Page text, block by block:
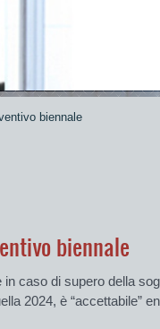
biennale
biennale
caso di supero della
2024, è “accettabile”